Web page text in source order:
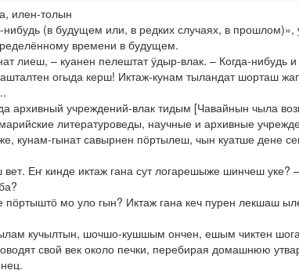
илен-толын
нибудь (в будущем или, в редких случаях, в
времени в будущем.
лиеш, – куанен пелештат ӱдыр-влак. – Когда-нибудь и
огыда керш! Иктаж-кунам тыландат шорташ
архивный учреждений-влак тидым [Чавайнын
литературоведы, научные и архивные
гынат савырнен пӧртылеш, чын куатше дене
Еҥ кинде иктаж гана сут логарешыже шинчеш уке?
мо уло гын? Иктаж гана кеч пурен лекшаш
кучылтын, шочшо-кушшым ончен, ешым чиктен
свой век около печки, перебирая домашнюю